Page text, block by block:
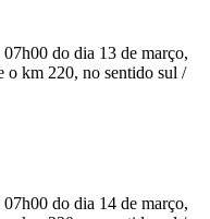
do dia 13 de março,
o km 220, no sentido sul /
do dia 14 de março,